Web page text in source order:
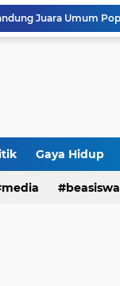
Munas-Kobes NU
Gaya Hidup
media beasiswa